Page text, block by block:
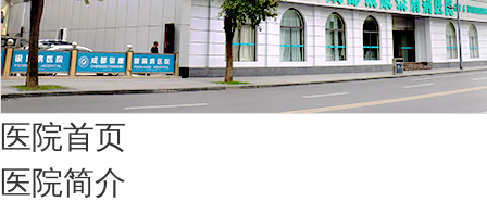
医院首页
医院简介